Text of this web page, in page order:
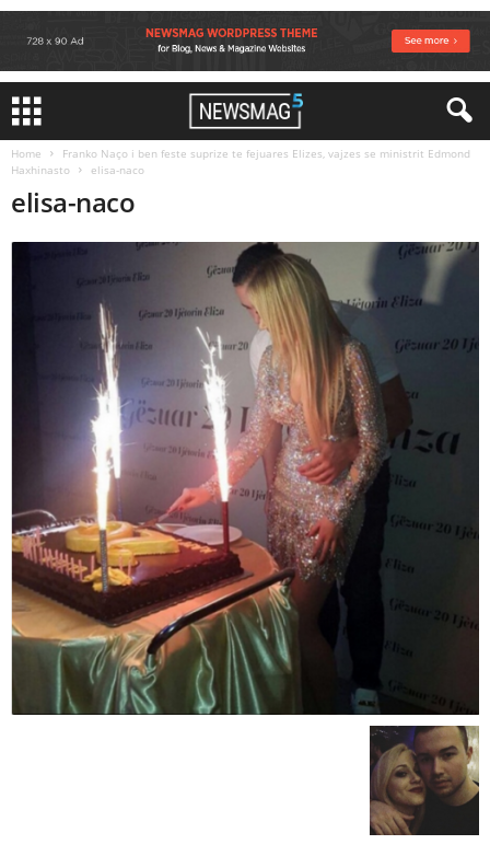
Home
Franko Naço i ben feste suprize te fejuares Elizes, vajzes se ministrit Edmond
Haxhinasto
elisa-naco
elisa-naco